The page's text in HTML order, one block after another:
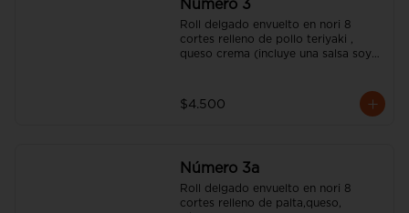
Número 3
Roll delgado envuelto en nori 8
cortes relleno de pollo teriyaki ,
queso crema (incluye una salsa soya
$4.500
Número 3a
Roll delgado envuelto en nori 8
cortes relleno de palta,queso,